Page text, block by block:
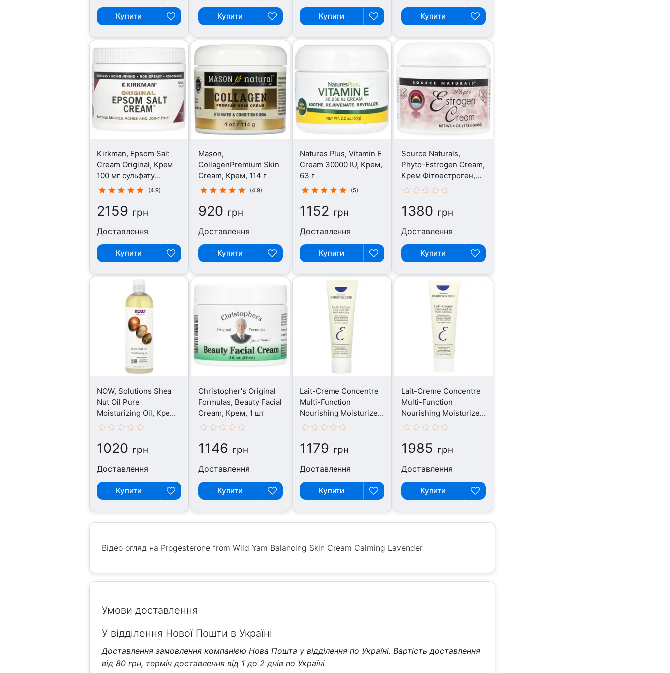
Купити Купити Купити Купити
Kirkman, Epsom Salt
Cream Original, Крем
100 мг сульфату
магнію, 113 г
(4.9)
2159 грн
Доставлення
Купити
Mason,
CollagenPremium Skin
Cream, Крем, 114 г
(4.9)
920 грн
Доставлення
Купити
Natures Plus, Vitamin E
Cream 30000 IU, Крем,
63 г
(5)
1152 грн
Доставлення
Купити
Source Naturals,
Phyto-Estrogen Cream,
Крем Фітоестроген,
113.4 г
1380 грн
Доставлення
Купити
NOW, Solutions Shea
Nut Oil Pure
Moisturizing Oil, Крем,
473 мл
1020 грн
Доставлення
Купити
Christopher's Original
Formulas, Beauty Facial
Cream, Крем, 1 шт
1146 грн
Доставлення
Купити
Lait-Creme Concentre
Multi-Function
Nourishing Moisturizer,
Крем, 30 мл
1179 грн
Доставлення
Купити
Lait-Creme Concentre
Multi-Function
Nourishing Moisturizer,
Крем, 75 мл
1985 грн
Доставлення
Купити
Відео огляд на Progesterone from Wild Yam Balancing Skin Cream Calming Lavender
Умови доставлення
У відділення Нової Пошти в Україні
Доставлення замовлення компанією Нова Пошта у відділення по Україні. Вартість доставлення
від 80 грн, термін доставлення від 1 до 2 днів по Україні